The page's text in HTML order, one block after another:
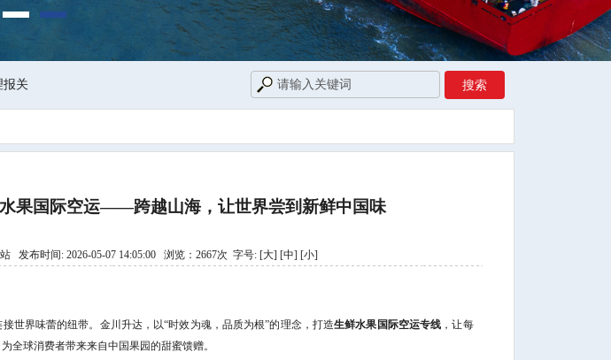
2 3
报关
果国际空运——跨越山海，让世界尝到新鲜中国味
发布时间: 2026-05-07 14:05:00 浏览：2667次 字号: [大] [中] [小]
世界味蕾的纽带。金川升达，以“时效为魂，品质为根”的理念，打造生鲜水果国际空运专线 ，让每
全球消费者带来来自中国果园的甜蜜馈赠。